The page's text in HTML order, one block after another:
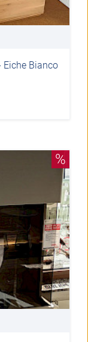
Eiche Bianco
%